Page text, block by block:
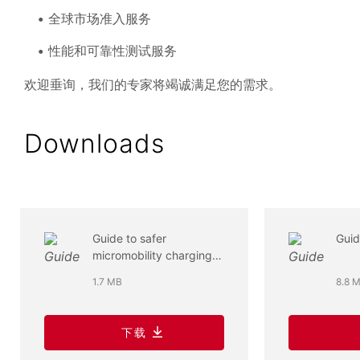
全球市场准入服务
性能和可靠性测试服务
欢迎垂询，我们的专家将竭诚满足您的需求。
Downloads
Guide to safer
micromobility charging
1.7 MB
下载
8.8